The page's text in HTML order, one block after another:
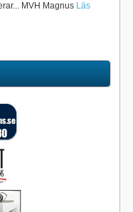
MVH Magnus Läs